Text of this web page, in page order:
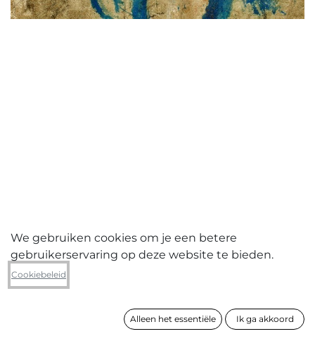
Dominique Van Huffel
Punt-J/J (uit de reeks 'muren van
We gebruiken cookies om je een betere
gebruikerservaring op deze website te bieden.
Cookiebeleid
Alleen het essentiële Ik ga akkoord